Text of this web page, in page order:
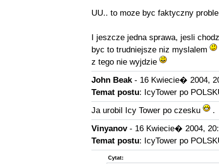
UU.. to moze byc faktyczny
I jeszcze jedna sprawa, jesli
byc to trudniejsze niz myslalem
z tego nie wyjdzie
John Beak- 16 Kwiecie� 2004,
Temat postu: IcyTower po
Ja urobil Icy Tower po czesku
.
Vinyanov- 16 Kwiecie� 2004,
Temat postu: IcyTower po
Cytat: